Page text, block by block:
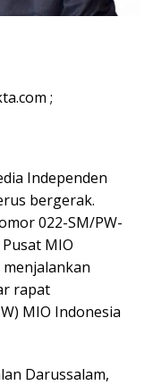
;
Independen
bergerak.
022-SM/PW-
MIO
menjalankan
rapat
MIO Indonesia
Darussalam,